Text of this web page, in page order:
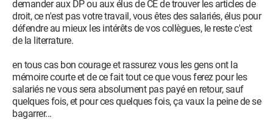
demander aux DP ou aux élus de CE de trouver les articles de
droit, ce n'est pas votre travail, vous êtes des salariés, élus pour
défendre au mieux les intérêts de vos collègues, le reste c'est
de la literrature.
en tous cas bon courage et rassurez vous les gens ont la
mémoire courte et de ce fait tout ce que vous ferez pour les
salariés ne vous sera absolument pas payé en retour, sauf
quelques fois, et pour ces quelques fois, ça vaux la peine de se
bagarrer...